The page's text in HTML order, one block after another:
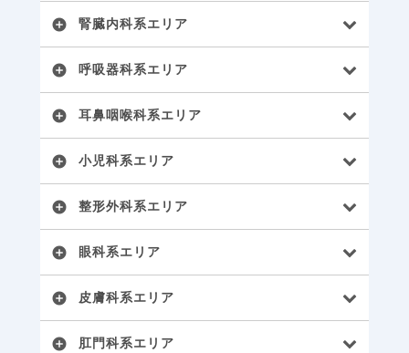
add_circle 腎臓内科系エリア
add_circle 呼吸器科系エリア
add_circle 耳鼻咽喉科系エリア
add_circle 小児科系エリア
add_circle 整形外科系エリア
add_circle 眼科系エリア
add_circle 皮膚科系エリア
add_circle 肛門科系エリア